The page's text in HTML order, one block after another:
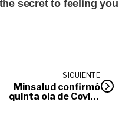
SIGUIENTE
Minsalud confirmó
quinta ola de Covid-